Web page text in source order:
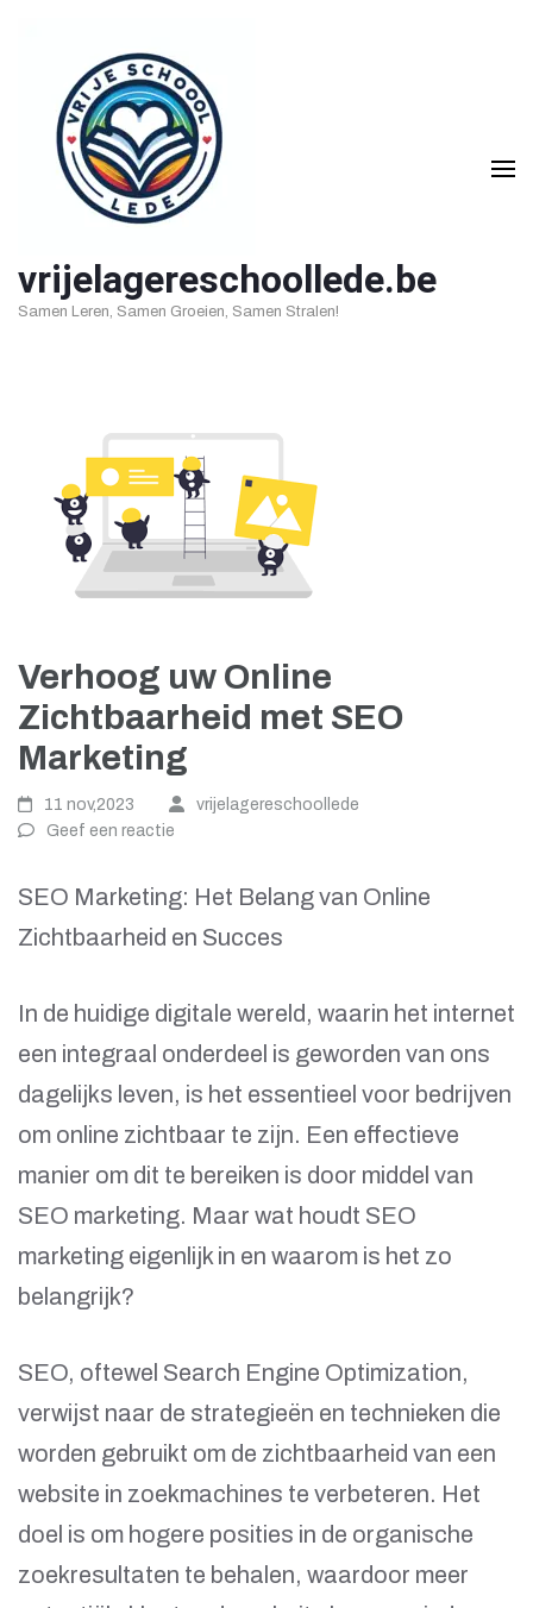
inhoud
vrijelagereschoollede.be
Samen Leren, Samen Groeien, Samen Stralen!
Verhoog uw Online
Zichtbaarheid met SEO
Marketing
11 nov,2023
vrijelagereschoollede
Geef een reactie
SEO Marketing: Het Belang van Online
Zichtbaarheid en Succes
In de huidige digitale wereld, waarin het internet
een integraal onderdeel is geworden van ons
dagelijks leven, is het essentieel voor bedrijven
om online zichtbaar te zijn. Een effectieve
manier om dit te bereiken is door middel van
SEO marketing. Maar wat houdt SEO
marketing eigenlijk in en waarom is het zo
belangrijk?
SEO, oftewel Search Engine Optimization,
verwijst naar de strategieën en technieken die
worden gebruikt om de zichtbaarheid van een
website in zoekmachines te verbeteren. Het
doel is om hogere posities in de organische
zoekresultaten te behalen, waardoor meer